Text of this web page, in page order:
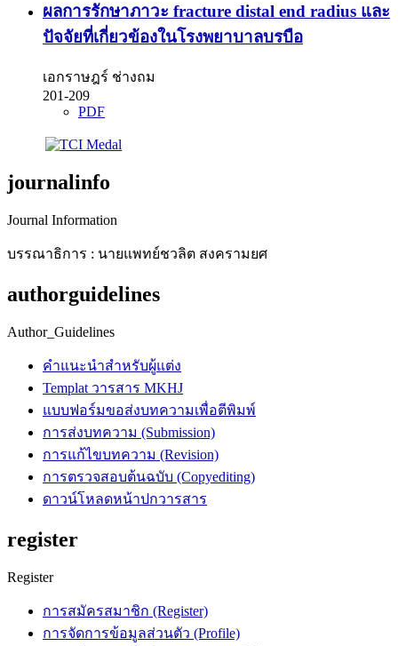
ผลการรักษาภาวะ fracture distal end radius และ
ปัจจัยที่เกี่ยวข้องในโรงพยาบาลบรบือ
เอกราษฎร์ ช่างถม
201-209
PDF
journalinfo
Journal Information
บรรณาธิการ : นายแพทย์ชวลิต สงครามยศ
authorguidelines
Author_Guidelines
คำแนะนำสำหรับผู้แต่ง
Templat วารสาร MKHJ
แบบฟอร์มขอส่งบทความเพื่อตีพิมพ์
การส่งบทความ (Submission)
การแก้ไขบทความ (Revision)
การตรวจสอบต้นฉบับ (Copyediting)
ดาวน์โหลดหน้าปกวารสาร
register
Register
การสมัครสมาชิก (Register)
การจัดการข้อมูลส่วนตัว (Profile)